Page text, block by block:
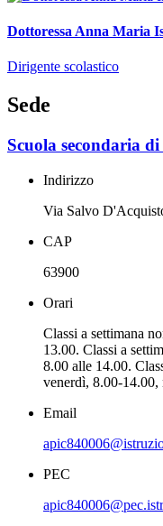
Dottoressa Anna Maria
Dirigente scolastico
Sede
Scuola secondaria
Indirizzo
Via Salvo
CAP
63900
Orari
Classi a settimana
13.00. Classi a
8.00 alle 14.00.
venerdì, 8.00-
Email
PEC